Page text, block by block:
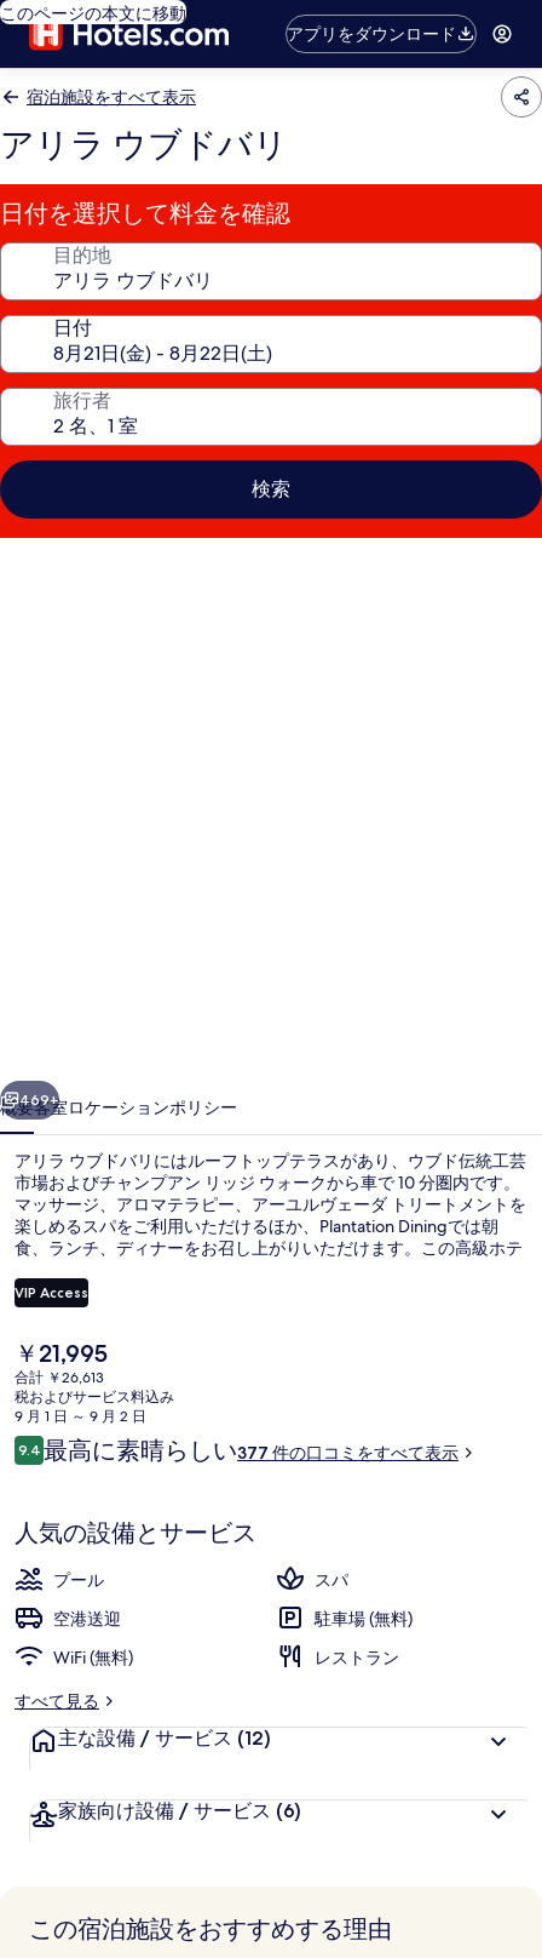
このページの本文に移動
アプリをダウンロード
宿泊施設をすべて表示
アリラ ウブドバリ
日付を選択して料金を確認
目的地
日付
旅行者
検索
リ
の
写
真
ギ
ャ
リ
ー
次へ
469+
概要客室ロケーションポリシー
アリラ ウブドバリにはルーフトップテラスがあり、ウブド伝統工芸
市場およびチャンプアン リッジ ウォークから車で 10 分圏内です。
マッサージ、アロマテラピー、アーユルヴェーダ トリートメントを
楽しめるスパをご利用いただけるほか、Plantation Diningでは朝
食、ランチ、ディナーをお召し上がりいただけます。この高級ホテ
ンタル自転車 (無料)があります。旅行者は親切なスタッフを評価し
ています。
VIP Access
現
在
の
料
金
は
す
￥21,995
合計 ￥26,613
税およびサービス料込み
9 月 1 日 ～ 9 月 2 日
口
コ
9.410段階中9.4
最高に素晴らしい377 件の口コミをすべて表示
人気の設備とサービス
プール
スパ
空港送迎
駐車場 (無料)
WiFi (無料)
レストラン
すべて見る
主な設備 / サービス (12)
家族向け設備 / サービス (6)
この宿泊施設をおすすめする理由